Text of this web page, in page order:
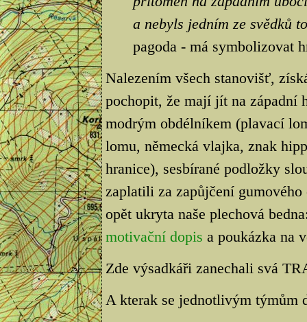
a nebyls jedním ze svědků
pagoda - má symbolizovat
Nalezením všech stanovišť,
pochopit, že mají jít na západní
modrým obdélníkem (plavací
lomu, německá vlajka, znak
hranice), sesbírané podložky
zaplatili za zapůjčení
opět ukryta naše plechová
motivační dopis a poukázka na
Zde výsadkáři zanechali svá
A kterak se jednotlivým týmům